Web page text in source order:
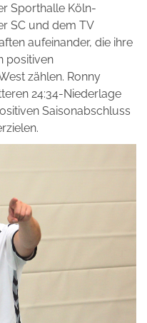
Sporthalle Köln-
SC und dem TV
aufeinander, die ihre
positiven
zählen. Ronny
24:34-Niederlage
Saisonabschluss